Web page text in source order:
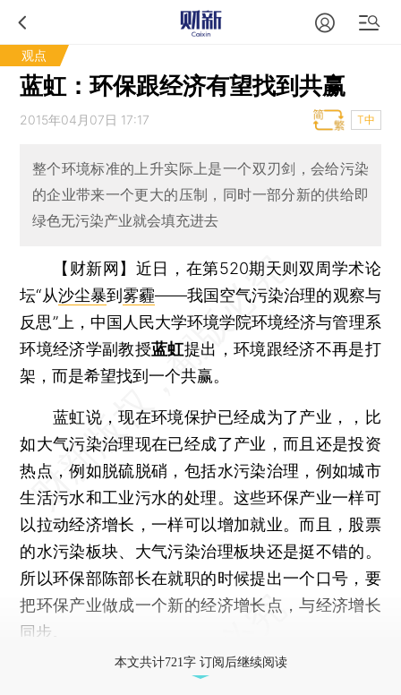
观点
蓝虹：环保跟经济有望找到共赢
2015年04月07日 17:17 T中
整个环境标准的上升实际上是一个双刃剑，会给污染
的企业带来一个更大的压制，同时一部分新的供给即
绿色无污染产业就会填充进去
【财新网】 近日，在第520期天则双周学术论
坛“从沙尘暴到 雾霾——我国空气污染治理的观察与
反思”上，中国人民大学环境学院环境经济与管理系
环境经济学副教授蓝虹提出，环境跟经济不再是打
架，而是希望找到一个共赢。
蓝虹说，现在环境保护已经成为了产业，，比
如大气污染治理现在已经成了产业，而且还是投资
热点，例如脱硫脱硝，包括水污染治理，例如城市
生活污水和工业污水的处理。这些环保产业一样可
以拉动经济增长，一样可以增加就业。而且，股票
的水污染板块、大气污染治理板块还是挺不错的。
所以环保部陈部长在就职的时候提出一个口号，要
把环保产业做成一个新的经济增长点，与经济增长
同步。
本文共计721字 订阅后继续阅读